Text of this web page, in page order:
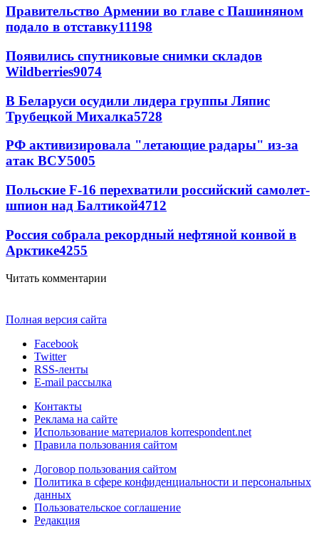
Правительство Армении во главе с Пашиняном
подало в отставку11198
Появились спутниковые снимки складов
Wildberries9074
В Беларуси осудили лидера группы Ляпис
Трубецкой Михалка5728
РФ активизировала "летающие радары" из-за
атак ВСУ5005
Польские F-16 перехватили российский самолет-
шпион над Балтикой4712
Россия собрала рекордный нефтяной конвой в
Арктике4255
Читать комментарии
Полная версия сайта
Facebook
Twitter
RSS-ленты
E-mail рассылка
Контакты
Реклама на сайте
Использование материалов korrespondent.net
Правила пользования сайтом
Договор пользования сайтом
Политика в сфере конфиденциальности и персональных
данных
Пользовательское соглашение
Редакция